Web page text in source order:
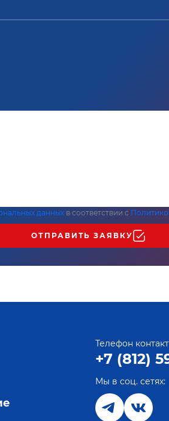
данных в соответствии с
ОТПРАВИТЬ ЗАЯВКУ
Телефон
+7 (812)
Мы в соц. сетях: